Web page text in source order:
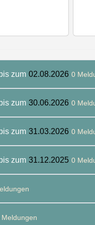
bis zum 02.08.2026 0
bis zum 30.06.2026 0
bis zum 31.03.2026 0
bis zum 31.12.2025 0
Meldungen